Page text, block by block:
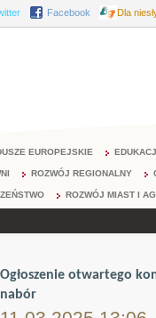
Facebook Dla
EUROPEJSKIE
ROZWÓJ REGIONALNY
ROZWÓJ MIAST I
Ogłoszenie otwartego
nabór